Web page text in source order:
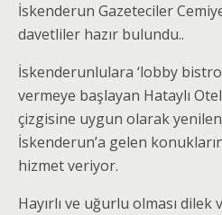
İskenderun Gazeteciler
davetliler hazır bulundu..
İskenderunlulara ‘lobby
vermeye başlayan Hataylı
çizgisine uygun olarak
İskenderun’a gelen
hizmet veriyor.
Hayırlı ve uğurlu olması